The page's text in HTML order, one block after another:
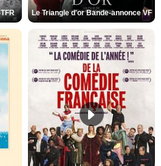
Le Triangle d'or Bande-annonce VF